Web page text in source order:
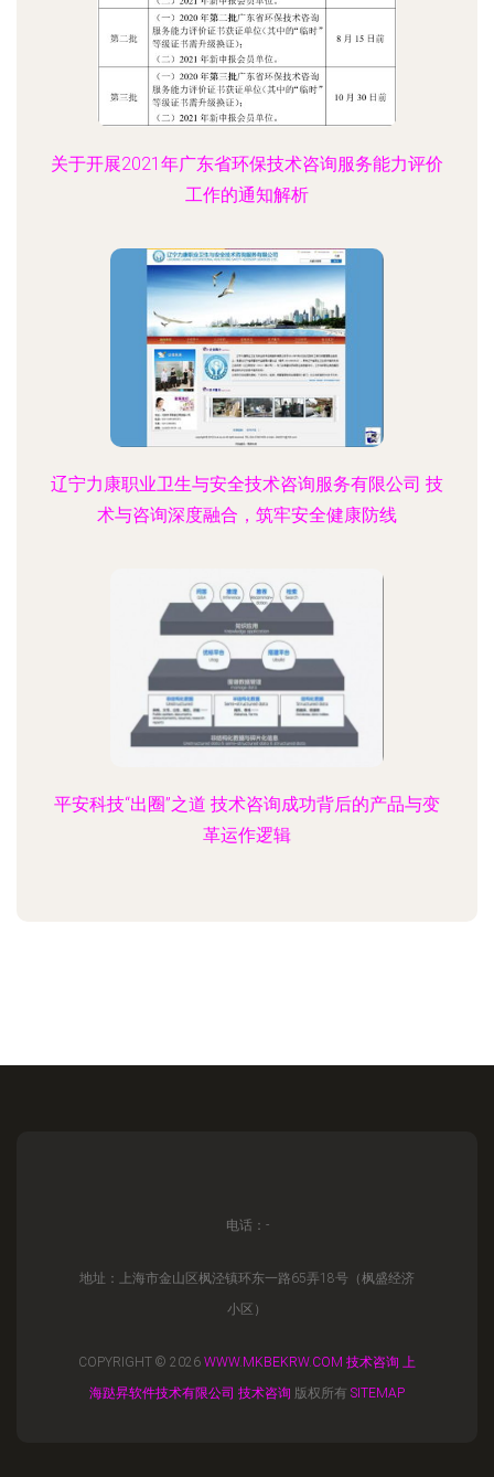
关于开展2021年广东省环保技术咨询服务能力评价
工作的通知解析
辽宁力康职业卫生与安全技术咨询服务有限公司 技
术与咨询深度融合，筑牢安全健康防线
平安科技“出圈”之道 技术咨询成功背后的产品与变
革运作逻辑
电话：-
地址：上海市金山区枫泾镇环东一路65弄18号（枫盛经济
小区）
COPYRIGHT © 2026 WWW.MKBEKRW.COM 技术咨询 上
海跶昇软件技术有限公司 技术咨询 版权所有 SITEMAP